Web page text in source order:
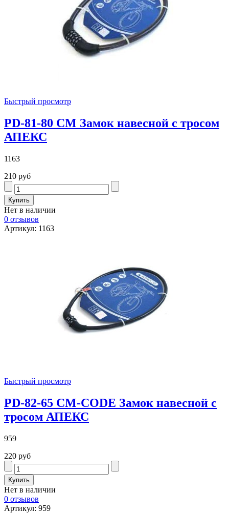
Быстрый просмотр
PD-81-80 CM Замок навесной с тросом
АПЕКС
1163
210 руб
Нет в наличии
0 отзывов
Артикул: 1163
Быстрый просмотр
PD-82-65 CM-CODE Замок навесной с
тросом АПЕКС
959
220 руб
Нет в наличии
0 отзывов
Артикул: 959